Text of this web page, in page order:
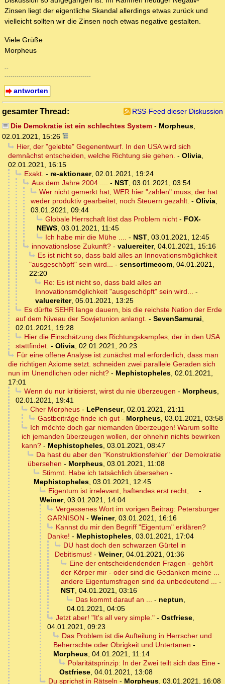
Zinsen liegt der eigentliche Skandal allerdings etwas zurück und
vielleicht sollten wir die Zinsen noch etwas negative gestalten.
Viele Grüße
Morpheus
--
-------------------------------------------
antworten
gesamter Thread:
RSS-Feed dieser Diskussion
Die Demokratie ist ein schlechtes System- Morpheus,
02.01.2021, 15:26
Hier, der "gelebte" Gegenentwurf. In den USA wird sich
demnächst entscheiden, welche Richtung sie gehen. - Olivia,
02.01.2021, 16:15
Exakt. - re-aktionaer, 02.01.2021, 19:24
Aus dem Jahre 2004 .... - NST, 03.01.2021, 03:54
Wer nicht gemerkt hat, WER hier "zahlen" muss, der hat
weder produktiv gearbeitet, noch Steuern gezahlt. - Olivia,
03.01.2021, 09:44
Globale Herrschaft löst das Problem nicht- FOX-
NEWS, 03.01.2021, 11:45
Ich habe mir die Mühe .... - NST, 03.01.2021, 12:45
innovationslose Zukunft?- valuereiter, 04.01.2021, 15:16
Es ist nicht so, dass bald alles an Innovationsmöglichkeit
"ausgeschöpft" sein wird... - sensortimecom, 04.01.2021,
22:20
Re: Es ist nicht so, dass bald alles an
Innovationsmöglichkeit "ausgeschöpft" sein wird... -
valuereiter, 05.01.2021, 13:25
Es dürfte SEHR lange dauern, bis die reichste Nation der Erde
auf dem Niveau der Sowjetunion anlangt. - SevenSamurai,
02.01.2021, 19:28
Hier die Einschätzung des Richtungskampfes, der in den USA
stattfindet. - Olivia, 02.01.2021, 20:23
Für eine offene Analyse ist zunächst mal erforderlich, dass man
die richtigen Axiome setzt. schneiden zwei parallele Geraden sich
nun im Unendlichen oder nicht? - Mephistopheles, 02.01.2021,
17:01
Wenn du nur kritisierst, wirst du nie überzeugen - Morpheus,
02.01.2021, 19:41
Cher Morpheus- LePenseur, 02.01.2021, 21:11
Gastbeiträge finde ich gut- Morpheus, 03.01.2021, 03:58
Ich möchte doch gar niemanden überzeugen! Warum sollte
ich jemanden überzeugen wollen, der ohnehin nichts bewirken
kann? - Mephistopheles, 03.01.2021, 08:47
Da hast du aber den "Konstruktionsfehler" der Demokratie
übersehen - Morpheus, 03.01.2021, 11:08
Stimmt. Habe ich tatsächlich übersehen -
Mephistopheles, 03.01.2021, 12:45
Eigentum ist irrelevant, haftendes erst recht, ... -
Weiner, 03.01.2021, 14:04
Vergessenes Wort im vorigen Beitrag: Petersburger
GARNISON - Weiner, 03.01.2021, 16:16
Kannst du mir den Begriff "Eigentum" erklären?
Danke! - Mephistopheles, 03.01.2021, 17:04
DU hast doch den schwarzen Gürtel in
Debitismus! - Weiner, 04.01.2021, 01:36
Eine der entscheidendenden Fragen - gehört
der Körper mir - oder sind die Gedanken meine ...
andere Eigentumsfragen sind da unbedeutend ... -
NST, 04.01.2021, 03:16
Das kommt darauf an ... - neptun,
04.01.2021, 04:05
Jetzt aber! "It's all very simple."- Ostfriese,
04.01.2021, 09:23
Das Problem ist die Aufteilung in Herrscher und
Beherrschte oder Obrigkeit und Untertanen -
Morpheus, 04.01.2021, 11:14
Polaritätsprinzip: In der Zwei teilt sich das Eine-
Ostfriese, 04.01.2021, 13:08
Du sprichst in Rätseln - Morpheus, 03.01.2021, 16:08